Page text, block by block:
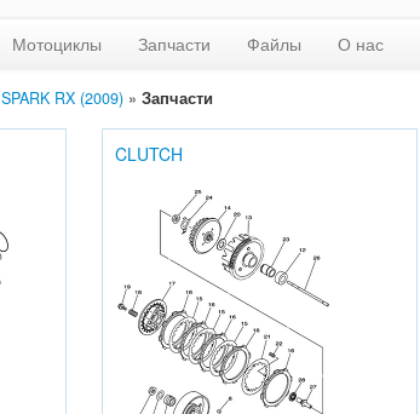
Мотоциклы Запчасти Файлы О нас
SPARK RX (2009) » Запчасти
CLUTCH